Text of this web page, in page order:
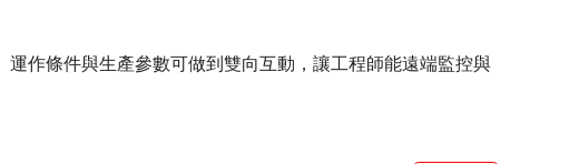
作條件與生產參數可做到雙向互動，讓工程師能遠端監控與